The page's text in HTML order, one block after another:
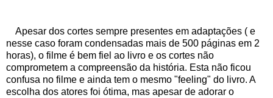
Apesar dos cortes sempre presentes em adaptações ( e
nesse caso foram condensadas mais de 500 páginas em 2
horas), o filme é bem fiel ao livro e os cortes não
comprometem a compreensão da história. Esta não ficou
confusa no filme e ainda tem o mesmo "feeling" do livro. A
escolha dos atores foi ótima, mas apesar de adorar o